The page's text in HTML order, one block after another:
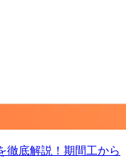
徹底解説！期間工から